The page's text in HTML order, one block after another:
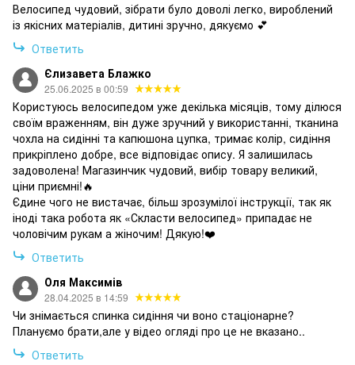
Велосипед чудовий, зібрати було доволі легко, вироблений
із якісних матеріалів, дитині зручно, дякуємо 💕
Ответить
Єлизавета Блажко
25.06.2025 в 00:59
Користуюсь велосипедом уже декілька місяців, тому ділюся
своїм враженням, він дуже зручний у використанні, тканина
чохла на сидінні та капюшона цупка, тримає колір, сидіння
прикріплено добре, все відповідає опису. Я залишилась
задоволена! Магазинчик чудовий, вибір товару великий,
ціни приємні!🔥
Єдине чого не вистачає, більш зрозумілої інструкції, так як
іноді така робота як «Скласти велосипед» припадає не
чоловічим рукам а жіночим! Дякую!❤️
Ответить
Оля Максимів
28.04.2025 в 14:59
Чи знімається спинка сидіння чи воно стаціонарне?
Плануємо брати,але у відео огляді про це не вказано..
Ответить